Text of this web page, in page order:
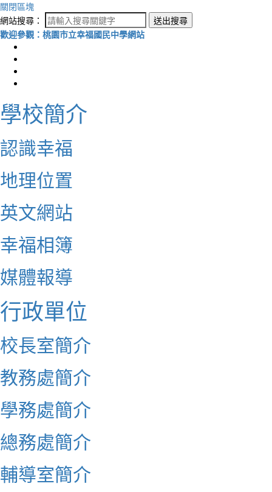
關閉區塊
網站搜尋：
送出搜尋
歡迎參觀：桃園市立幸福國民中學網站
學校簡介
認識幸福
地理位置
英文網站
幸福相簿
媒體報導
行政單位
校長室簡介
教務處簡介
學務處簡介
總務處簡介
輔導室簡介